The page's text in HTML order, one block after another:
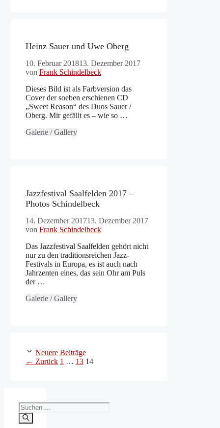
Heinz Sauer und Uwe Oberg
10. Februar 201813. Dezember 2017
von Frank Schindelbeck
Dieses Bild ist als Farbversion das
Cover der soeben erschienen CD
„Sweet Reason“ des Duos Sauer /
Oberg. Mir gefällt es – wie so …
Galerie / Gallery
Jazzfestival Saalfelden 2017 –
Photos Schindelbeck
14. Dezember 201713. Dezember 2017
von Frank Schindelbeck
Das Jazzfestival Saalfelden gehört nicht
nur zu den traditionsreichen Jazz-
Festivals in Europa, es ist auch nach
Jahrzenten eines, das sein Ohr am Puls
der …
Galerie / Gallery
Neuere Beiträge
← Zurück Seite
1 … Seite
13 Seite
14
Suchen
nach: